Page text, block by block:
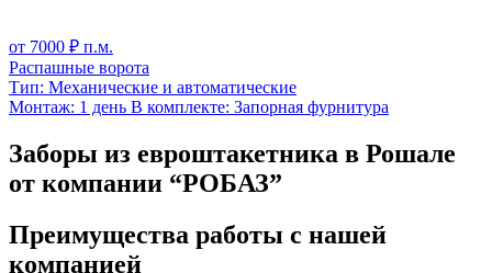
от 7000 ₽ п.м.
Распашные ворота
Тип: Механические и автоматические
Монтаж: 1 день В комплекте: Запорная фурнитура
Заборы из евроштакетника в Рошале
от компании “РОБАЗ”
Преимущества работы с нашей
компанией